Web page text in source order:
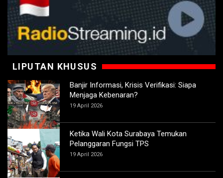
LIPUTAN KHUSUS
Banjir Informasi, Krisis Verifikasi: Siapa
Menjaga Kebenaran?
19 April 2026
Ketika Wali Kota Surabaya Temukan
Pelanggaran Fungsi TPS
19 April 2026